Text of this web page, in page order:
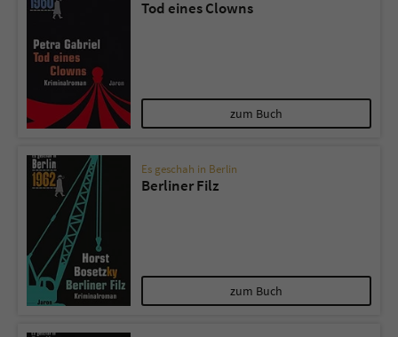
Tod eines Clowns
zum Buch
Es geschah in Berlin
Berliner Filz
zum Buch